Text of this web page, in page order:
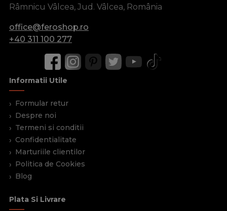
Râmnicu Vâlcea, Jud. Vâlcea, România
office@feroshop.ro
+40 311 100 277
Informatii Utile
Formular retur
Despre noi
Termeni si conditii
Confidentialitate
Marturiile clientilor
Politica de Cookies
Blog
Plata Si Livrare